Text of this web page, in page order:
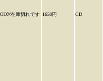
在庫切れです 1650円 CD